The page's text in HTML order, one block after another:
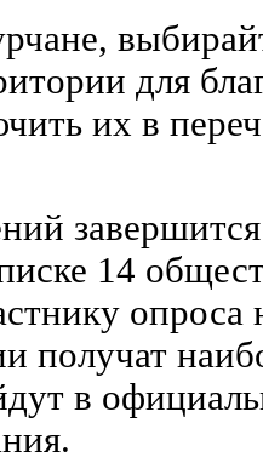
для
их в
14
опроса
получат
в